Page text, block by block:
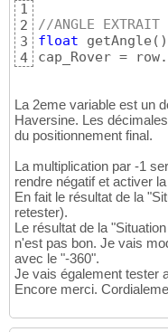
1
2
3
4
//ANGLE EXTRAIT
float getAngle ( )
cap_Rover =
La 2eme variable est un
Haversine. Les
du positionnement final.
La multiplication par -1
rendre négatif et activer
En fait le résultat de la
retester).
Le résultat de la
n'est pas bon. Je vais
avec le "-360".
Je vais également tester
Encore merci.